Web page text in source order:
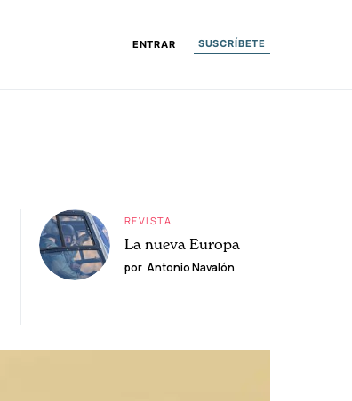
ENTRAR SUSCRÍBETE
REVISTA
La nueva Europa
por Antonio Navalón